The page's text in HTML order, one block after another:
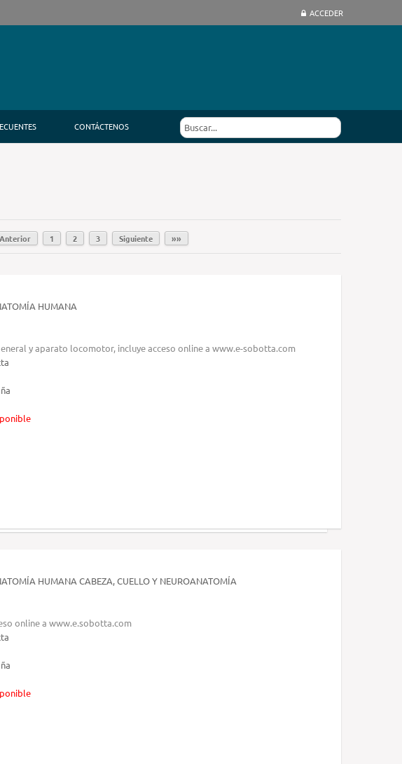
ACCEDER
CONTÁCTENOS
Anterior 1 2 3 Siguiente »»
HUMANA
y aparato locomotor, incluye acceso online a www.e-sobotta.com
HUMANA CABEZA, CUELLO Y NEUROANATOMÍA
online a www.e.sobotta.com